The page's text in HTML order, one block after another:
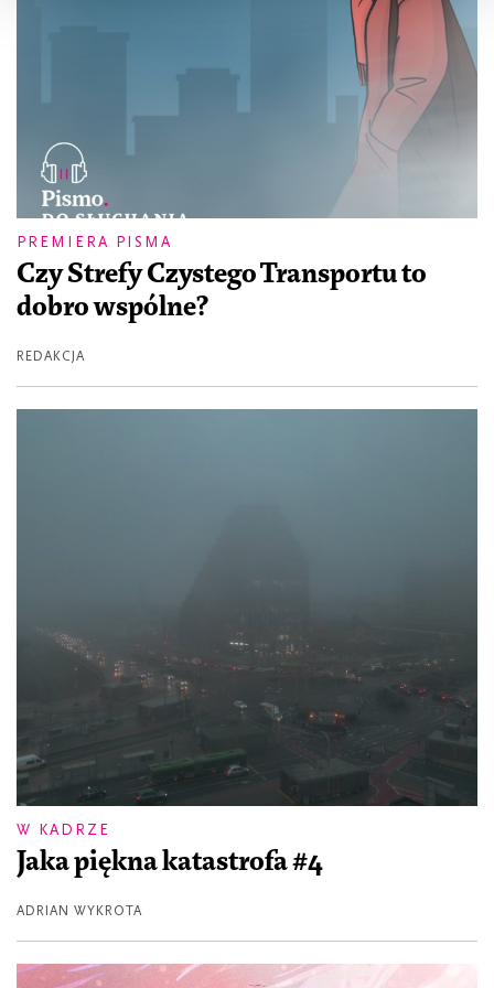
PREMIERA PISMA
Czy Strefy Czystego Transportu to
dobro wspólne?
REDAKCJA
W KADRZE
Jaka piękna katastrofa #4
ADRIAN WYKROTA